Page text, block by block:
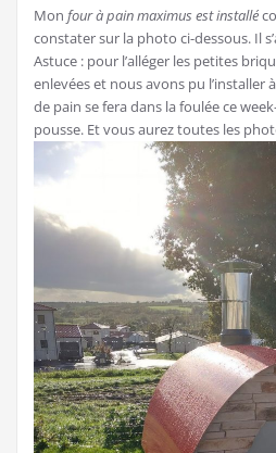
Mon four à pain maximus est installé
constater sur la photo ci-dessous. Il
Astuce : pour l’alléger les petites
enlevées et nous avons pu l’installer
de pain se fera dans la foulée ce
pousse. Et vous aurez toutes les